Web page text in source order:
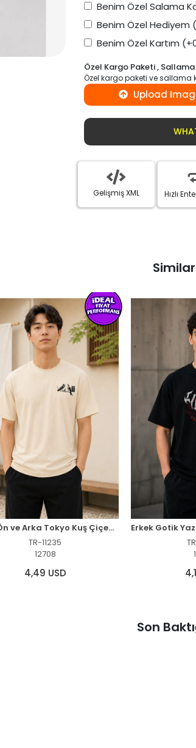
Benim Özel Salama
Benim Özel Hediyem
Benim Özel Kartım
Özel Kargo Paketi ,
Özel kargo paketi ve sallama
Upload
Gelişmiş XML Hızlı
Erkek Ön ve Arka Tokyo Kuş Çiçek Baskılı Oversize T-Shirt - Ekru
TR-11235
12708
4,49 USD
Son